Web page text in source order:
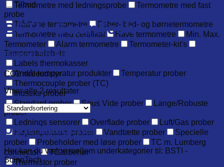
Termometre med ledningsprobe
Termometre med fast
probe
Trådløse termometre
Feber- bad- og børnetermometre
Termometre med certifikat
Have termometre
Min. Max.
Termometer
Alarm termometre
Termometer-kit's
Temperaturlabels
Labels thermokasser
Andre temperatur produkter
Temperatur prober
Thermocouple prober (TC)
Indstiks prober
Standard prober
Sous Vide prober
Lange/Robuste
prober
Lednings sensorer
Overflade prober
Luft/Gas prober
Højtemperaturs prober
Vandtætte prober
Specielle
prober
Probeholder med løse prober
TC m. Lumberg
connector
TC tilbehør
Thermistor prober
Tilbud
BSTI - ScianTech
Beijing ShiAn Technology Instruments Co., Ltd
CO2 måleudstyr
Viser alle 2 resultater
Underkategorier
Her kan du vælge mellem underkategorier til: BSTI -
ScianTech